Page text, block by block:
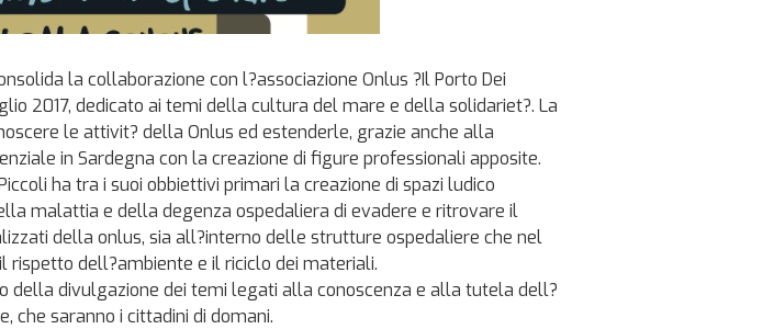
la collaborazione con l?associazione Onlus ?Il Porto Dei
2017, dedicato ai temi della cultura del mare e della solidariet?. La
le attivit? della Onlus ed estenderle, grazie anche alla
in Sardegna con la creazione di figure professionali apposite.
ha tra i suoi obbiettivi primari la creazione di spazi ludico
malattia e della degenza ospedaliera di evadere e ritrovare il
della onlus, sia all?interno delle strutture ospedaliere che nel
dell?ambiente e il riciclo dei materiali.
della divulgazione dei temi legati alla conoscenza e alla tutela dell?
saranno i cittadini di domani.